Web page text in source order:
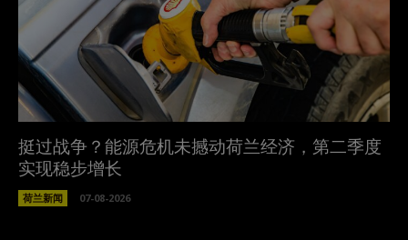
挺过战争？能源危机未撼动荷兰经济，第二季度
实现稳步增长
荷兰新闻 07-08-2026